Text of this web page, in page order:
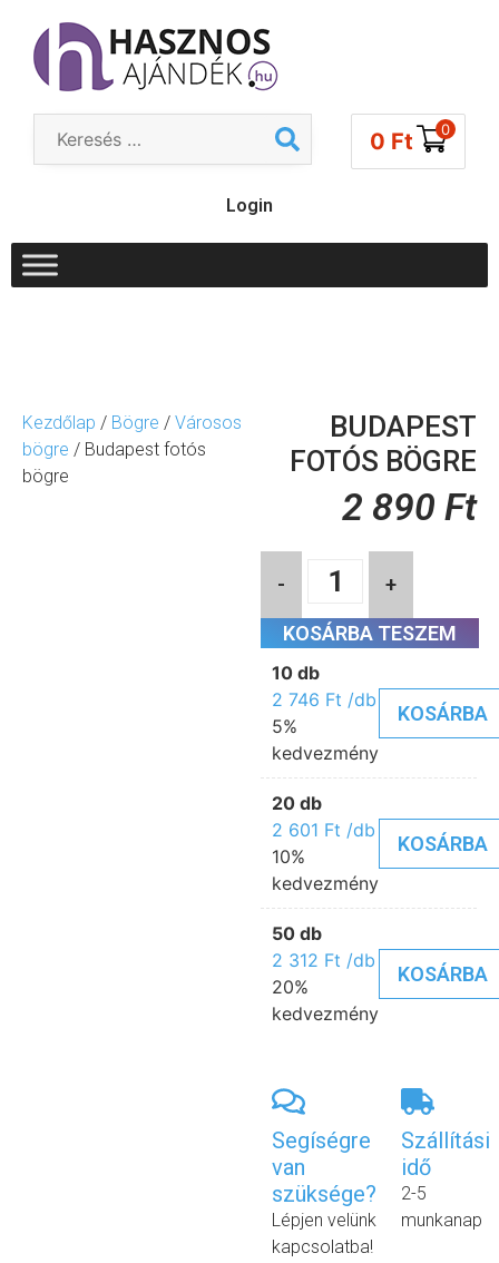
0 Ft 0
Login
Kezdőlap / Bögre / Városos
bögre / Budapest fotós
bögre
BUDAPEST
FOTÓS BÖGRE
2 890 Ft
- +
KOSÁRBA TESZEM
10 db
2 746 Ft /db
5%
kedvezmény
KOSÁRBA
20 db
2 601 Ft /db
10%
kedvezmény
KOSÁRBA
50 db
2 312 Ft /db
20%
kedvezmény
KOSÁRBA
Segíségre
van
szüksége?
Lépjen velünk
kapcsolatba!
Szállítási
idő
2-5
munkanap